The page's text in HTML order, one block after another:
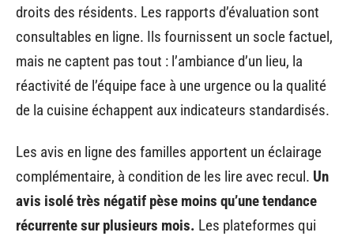
droits des résidents. Les rapports d’évaluation sont
consultables en ligne. Ils fournissent un socle factuel,
mais ne captent pas tout : l’ambiance d’un lieu, la
réactivité de l’équipe face à une urgence ou la qualité
de la cuisine échappent aux indicateurs standardisés.
Les avis en ligne des familles apportent un éclairage
complémentaire, à condition de les lire avec recul. Un
avis isolé très négatif pèse moins qu’une tendance
récurrente sur plusieurs mois. Les plateformes qui